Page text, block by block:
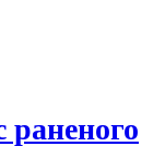
раненого